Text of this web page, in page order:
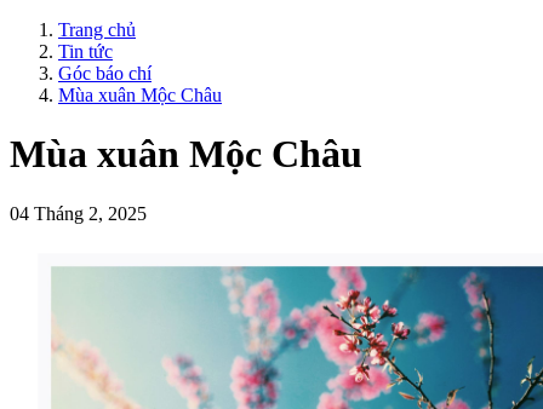
Trang chủ
Tin tức
Góc báo chí
Mùa xuân Mộc Châu
Mùa xuân Mộc Châu
04 Tháng 2, 2025